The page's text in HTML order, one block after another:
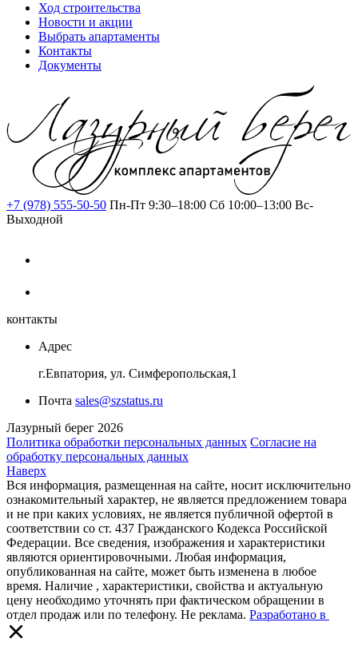
Ход строительства
Новости и акции
Выбрать апартаменты
Контакты
Документы
+7 (978) 555-50-50 Пн-Пт 9:30–18:00 Сб 10:00–13:00 Вс-
Выходной
контакты
Адрес
г.Евпатория, ул. Симферопольская,1
Почта sales@szstatus.ru
Лазурный берег 2026
Политика обработки персональных данных Согласие на
обработку персональных данных
Наверх
Вся информация, размещенная на сайте, носит исключительно
ознакомительный характер, не является предложением товара
и не при каких условиях, не является публичной офертой в
соответствии со ст. 437 Гражданского Кодекса Российской
Федерации. Все сведения, изображения и характеристики
являются ориентировочными. Любая информация,
опубликованная на сайте, может быть изменена в любое
время. Наличие , характеристики, свойства и актуальную
цену необходимо уточнять при фактическом обращении в
отдел продаж или по телефону. Не реклама. Разработано в